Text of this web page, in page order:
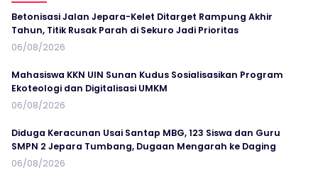
Betonisasi Jalan Jepara-Kelet Ditarget Rampung Akhir
Tahun, Titik Rusak Parah di Sekuro Jadi Prioritas
06/08/2026
Mahasiswa KKN UIN Sunan Kudus Sosialisasikan Program
Ekoteologi dan Digitalisasi UMKM
06/08/2026
Diduga Keracunan Usai Santap MBG, 123 Siswa dan Guru
SMPN 2 Jepara Tumbang, Dugaan Mengarah ke Daging
06/08/2026